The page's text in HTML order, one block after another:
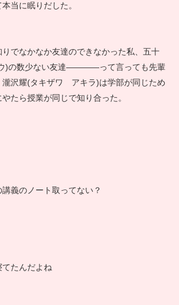
当に眠りだした。
でなかなか友達のできなかった私、五十
)の数少ない友達――――って言っても先輩
耀(タキザワ アキラ)は学部が同じため
たら授業が同じで知り合った。
のノート取ってない？
たんだよね